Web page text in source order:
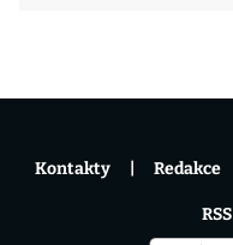
Kontakty Redakce
RSS